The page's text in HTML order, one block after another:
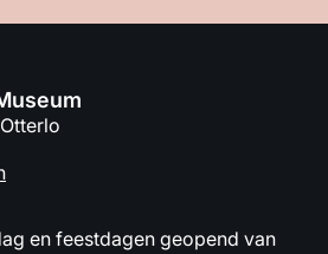
en feestdagen geopend van